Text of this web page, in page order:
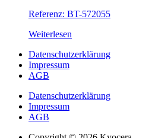
Referenz: BT-572055
Weiterlesen
Datenschutzerklärung
Impressum
AGB
Datenschutzerklärung
Impressum
AGB